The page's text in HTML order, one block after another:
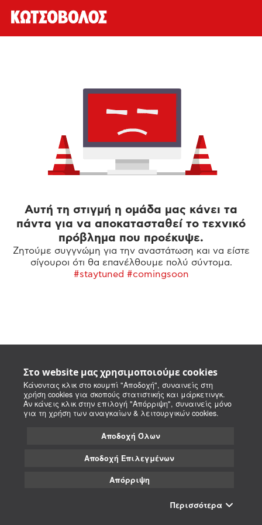
Στο website μας χρησιμοποιούμε cookies
Κάνοντας κλικ στο κουμπί "Αποδοχή", συναινείς στη
χρήση cookies για σκοπούς στατιστικής και μάρκετινγκ.
Αν κάνεις κλικ στην επιλογή "Απόρριψη", συναινείς μόνο
για τη χρήση των αναγκαίων & λειτουργικών cookies.
Αποδοχή Όλων
Αποδοχή Επιλεγμένων
Απόρριψη
Περισσότερα
Αυτή τη στιγμή η ομάδα μας κάνει τα
πάντα για να αποκατασταθεί το τεχνικό
πρόβλημα που προέκυψε.
Ζητούμε συγγνώμη για την αναστάτωση και να είστε
σίγουροι ότι θα επανέλθουμε πολύ σύντομα.
#staytuned #comingsoon